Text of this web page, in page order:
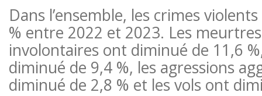
Dans l’ensemble, les crimes
% entre 2022 et 2023. Les
involontaires ont diminué de 11,6
diminué de 9,4 %, les agressions
diminué de 2,8 % et les vols ont